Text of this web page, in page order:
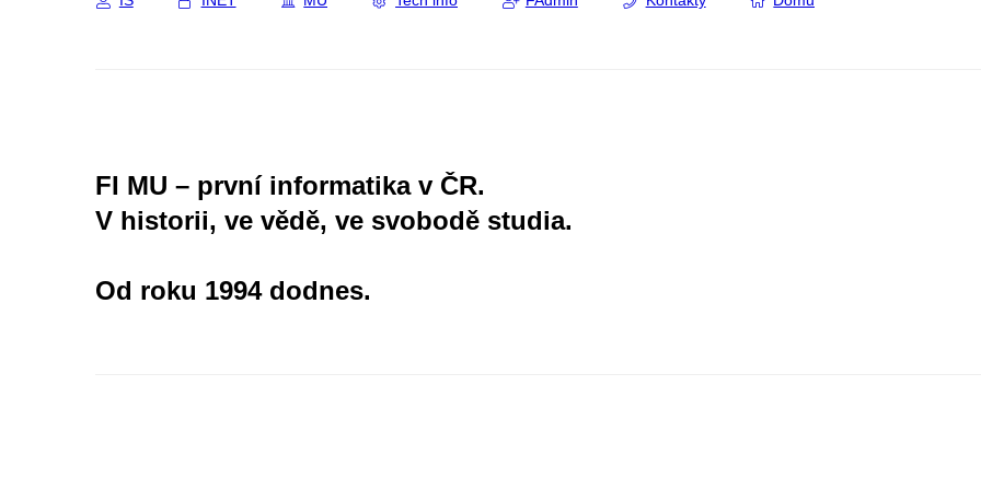
FI MU – první informatika v ČR.
V historii, ve vědě, ve svobodě studia.
Od roku 1994 dodnes.